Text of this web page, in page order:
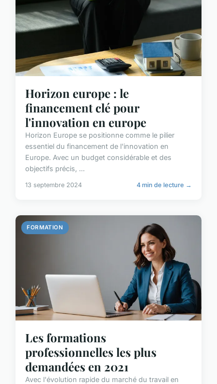
Horizon europe : le
financement clé pour
l'innovation en europe
Horizon Europe se positionne comme le pilier
essentiel du financement de l'innovation en
Europe. Avec un budget considérable et des
objectifs précis, ...
13 septembre 2024 4 min de lecture →
FORMATION
Les formations
professionnelles les plus
demandées en 2021
Avec l'évolution rapide du marché du travail en